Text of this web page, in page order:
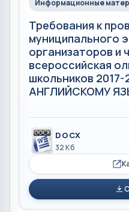
Информационные
Требования к
муниципального
организаторов и
всероссийская
школьников 2017-
АНГЛИЙСКОМУ
DOCX
32 Кб